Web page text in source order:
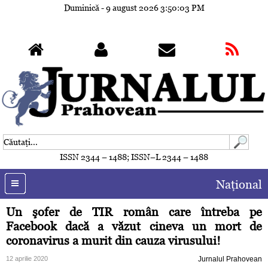
Duminică - 9 august 20263:50:06 PM
ISSN 2344 – 1488; ISSN–L 2344 – 1488
Naţional
Un şofer de TIR român care întreba pe
Facebook dacă a văzut cineva un mort de
coronavirus a murit din cauza virusului!
12 aprilie 2020 Jurnalul Prahovean